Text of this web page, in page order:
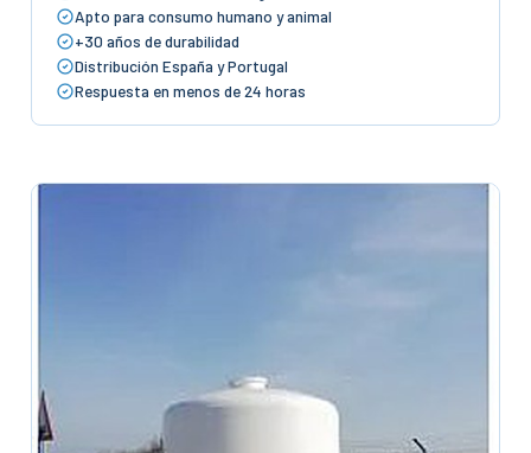
Apto para consumo humano y animal
+30 años de durabilidad
Distribución España y Portugal
Respuesta en menos de 24 horas